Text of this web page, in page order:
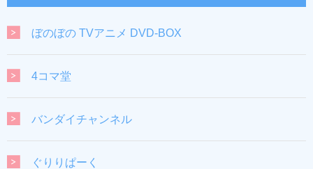
ぼのぼの TVアニメ DVD-BOX
4コマ堂
バンダイチャンネル
ぐりりぱーく